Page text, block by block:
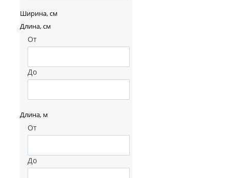
Ширина, см
Длина, см
От
До
Длина, м
От
До